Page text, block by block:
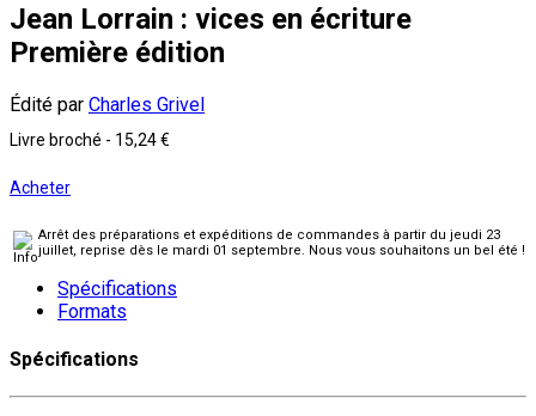
Jean Lorrain : vices en écriture
Première édition
Édité par Charles Grivel
Livre broché - 15,24 €
Acheter
Arrêt des préparations et expéditions de commandes à partir du jeudi 23
juillet, reprise dès le mardi 01 septembre. Nous vous souhaitons un bel été !
Spécifications
Formats
Spécifications